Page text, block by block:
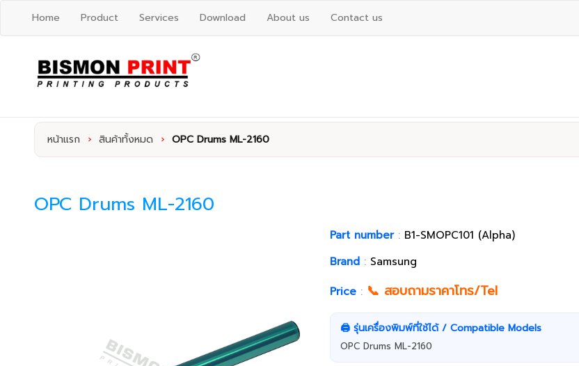
Home Product Services Download About us Contact us
หน้าแรก › สินค้าทั้งหมด › OPC Drums ML-2160
OPC Drums ML-2160
Part number: B1-SMOPC101 (Alpha)
Brand : Samsung
Price : 📞 สอบถามราคาโทร/Tel
🖨️ รุ่นเครื่องพิมพ์ที่ใช้ได้ / Compatible Models
OPC Drums ML-2160